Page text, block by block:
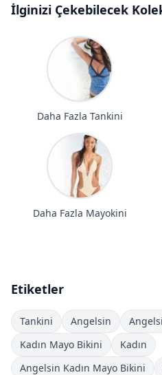
İlginizi Çekebilecek
Daha Fazla Tankini
Daha Fazla Mayokini
Etiketler
Tankini Angelsin
Kadın Mayo Bikini
Kadın
Angelsin Kadın Mayo Bikini